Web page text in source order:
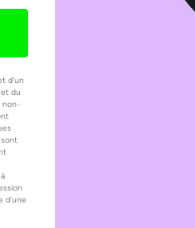
d’un
du
non-
d’une